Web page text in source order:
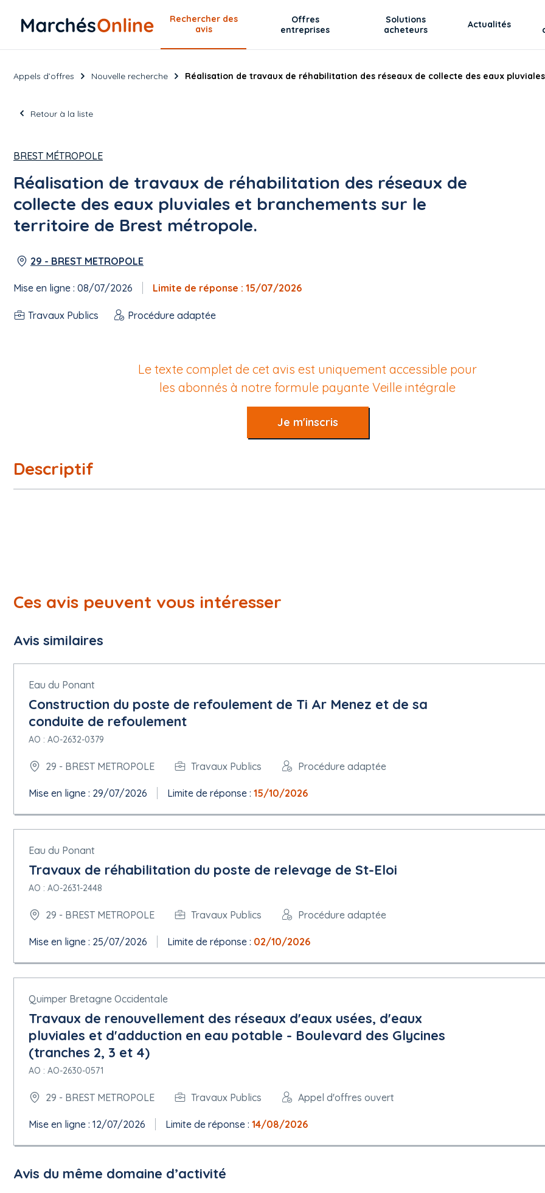
Rechercher des
avis
Offres
entreprises
Solutions
acheteurs
Actualités
Appels d’offres Nouvelle recherche Réalisation de travaux de réhabilitation des réseaux de collecte des eaux
Retour à la liste
BREST MÉTROPOLE
Réalisation de travaux de réhabilitation des réseaux de
collecte des eaux pluviales et branchements sur le
territoire de Brest métropole.
29 - BREST METROPOLE
Mise en ligne : 08/07/2026 Limite de réponse : 15/07/2026
Travaux Publics Procédure adaptée
Le texte complet de cet avis est uniquement accessible pour
les abonnés à notre formule payante Veille intégrale
Je m'inscris
Descriptif
Ces avis peuvent vous intéresser
Avis similaires
Eau du Ponant
Construction du poste de refoulement de Ti Ar Menez et de sa
conduite de refoulement
AO : AO-2632-0379
29 - BREST METROPOLE Travaux Publics Procédure adaptée
Mise en ligne : 29/07/2026 Limite de réponse : 15/10/2026
Eau du Ponant
Travaux de réhabilitation du poste de relevage de St-Eloi
AO : AO-2631-2448
29 - BREST METROPOLE Travaux Publics Procédure adaptée
Mise en ligne : 25/07/2026 Limite de réponse : 02/10/2026
Quimper Bretagne Occidentale
Travaux de renouvellement des réseaux d'eaux usées, d'eaux
pluviales et d'adduction en eau potable - Boulevard des Glycines
(tranches 2, 3 et 4)
AO : AO-2630-0571
29 - BREST METROPOLE Travaux Publics Appel d'offres ouvert
Mise en ligne : 12/07/2026 Limite de réponse : 14/08/2026
Avis du même domaine d’activité